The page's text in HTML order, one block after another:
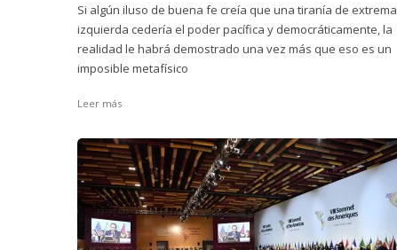
Si algún iluso de buena fe creía que una tiranía de extrema
izquierda cedería el poder pacífica y democráticamente, la
realidad le habrá demostrado una vez más que eso es un
imposible metafísico
Leer más